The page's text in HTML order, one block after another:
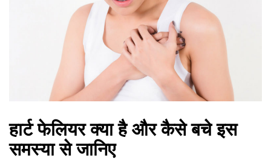
हार्ट फेलियर क्या है और कैसे बचे इस
समस्या से जानिए